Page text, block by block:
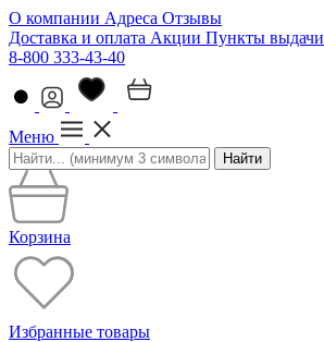
О компании Адреса Отзывы
Доставка и оплата Акции Пункты выдачи
8-800 333-43-40
Меню
Найти
Корзина
Избранные товары